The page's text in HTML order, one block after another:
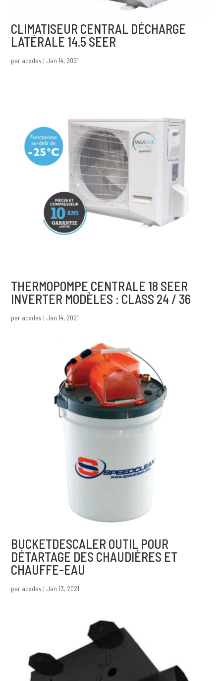
CLIMATISEUR CENTRAL DÉCHARGE
LATÉRALE 14.5 SEER
par acxdev | Jan 14, 2021
THERMOPOMPE CENTRALE 18 SEER
INVERTER MODÈLES : CLASS 24 / 36
par acxdev | Jan 14, 2021
BUCKETDESCALER OUTIL POUR
DÉTARTAGE DES CHAUDIÈRES ET
CHAUFFE-EAU
par acxdev | Jan 13, 2021